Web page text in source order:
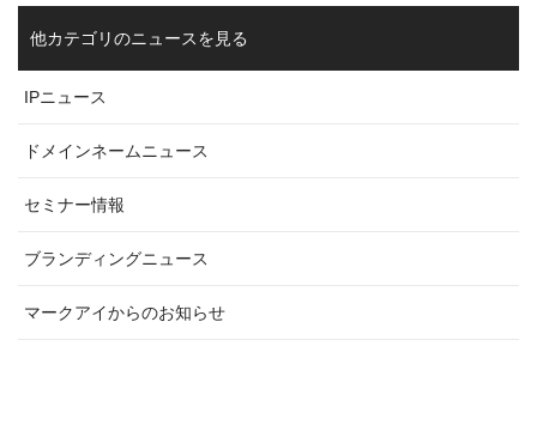
他カテゴリのニュースを見る
IPニュース
ドメインネームニュース
セミナー情報
ブランディングニュース
マークアイからのお知らせ